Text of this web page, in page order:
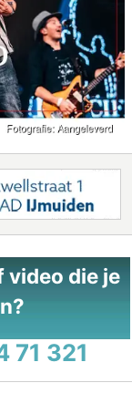
video die je
71 321